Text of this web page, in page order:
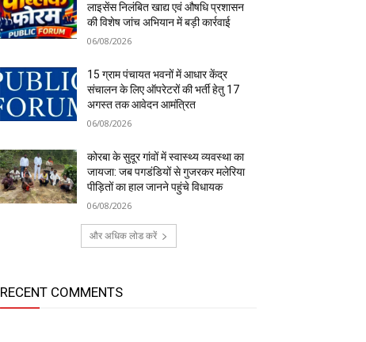
लाइसेंस निलंबित खाद्य एवं औषधि प्रशासन
की विशेष जांच अभियान में बड़ी कार्रवाई
06/08/2026
15 ग्राम पंचायत भवनों में आधार केंद्र
संचालन के लिए ऑपरेटरों की भर्ती हेतु 17
अगस्त तक आवेदन आमंत्रित
06/08/2026
कोरबा के सुदूर गांवों में स्वास्थ्य व्यवस्था का
जायजा: जब पगडंडियों से गुजरकर मलेरिया
पीड़ितों का हाल जानने पहुंचे विधायक
06/08/2026
और अधिक लोड करें
RECENT COMMENTS